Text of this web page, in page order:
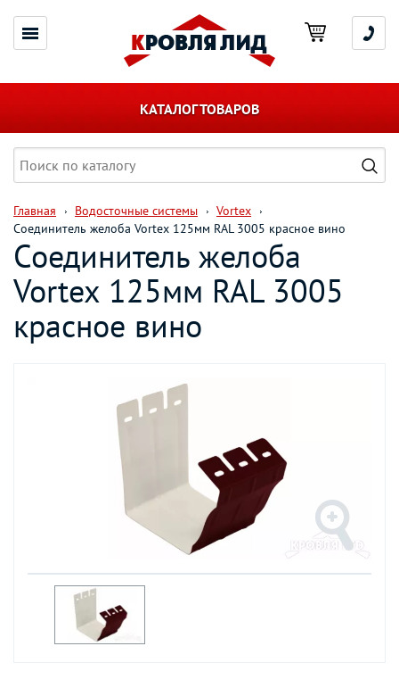
КАТАЛОГ ТОВАРОВ
Главная Водосточные системы
Vortex
Соединитель желоба Vortex 125мм RAL 3005 красное вино
Соединитель желоба
Vortex 125мм RAL 3005
красное вино